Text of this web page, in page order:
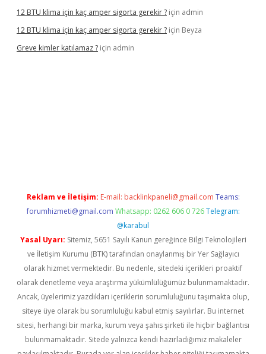
12 BTU klima için kaç amper sigorta gerekir ? için admin
12 BTU klima için kaç amper sigorta gerekir ? için Beyza
Greve kimler katılamaz ? için admin
Reklam ve İletişim: E-mail: backlinkpaneli@gmail.com Teams:
forumhizmeti@gmail.com Whatsapp: 0262 606 0 726 Telegram:
@karabul
Yasal Uyarı: Sitemiz, 5651 Sayılı Kanun gereğince Bilgi Teknolojileri
ve İletişim Kurumu (BTK) tarafından onaylanmış bir Yer Sağlayıcı
olarak hizmet vermektedir. Bu nedenle, sitedeki içerikleri proaktif
olarak denetleme veya araştırma yükümlülüğümüz bulunmamaktadır.
Ancak, üyelerimiz yazdıkları içeriklerin sorumluluğunu taşımakta olup,
siteye üye olarak bu sorumluluğu kabul etmiş sayılırlar. Bu internet
sitesi, herhangi bir marka, kurum veya şahıs şirketi ile hiçbir bağlantısı
bulunmamaktadır. Sitede yalnızca kendi hazırladığımız makaleler